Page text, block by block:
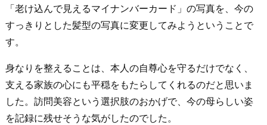
「老け込んで見えるマイナンバーカード」の写真を、今の
すっきりとした髪型の写真に変更してみようということで
す。
身なりを整えることは、本人の自尊心を守るだけでなく、
支える家族の心にも平穏をもたらしてくれるのだと思いま
した。訪問美容という選択肢のおかげで、今の母らしい姿
を記録に残せそうな気がしたのでした。